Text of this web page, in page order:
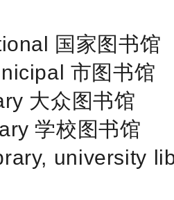
国家图书馆
市图书馆
大众图书馆
学校图书馆
university